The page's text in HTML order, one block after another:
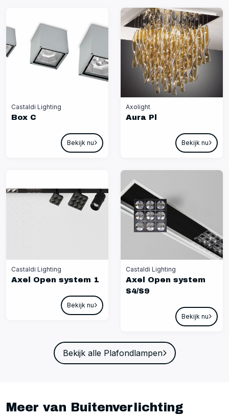
Castaldi Lighting
Box C
Bekijk nu
Axolight
Aura Pl
Bekijk nu
Castaldi Lighting
Axel Open system 1
Bekijk nu
Castaldi Lighting
Axel Open system
S4/S9
Bekijk nu
Bekijk alle Plafondlampen
Meer van Buitenverlichting